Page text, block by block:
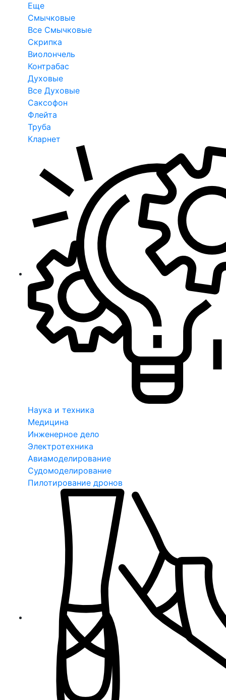
Еще
Смычковые
Все Смычковые
Скрипка
Виолончель
Контрабас
Духовые
Все Духовые
Саксофон
Флейта
Труба
Кларнет
Наука и техника
Медицина
Инженерное дело
Электротехника
Авиамоделирование
Судомоделирование
Пилотирование дронов